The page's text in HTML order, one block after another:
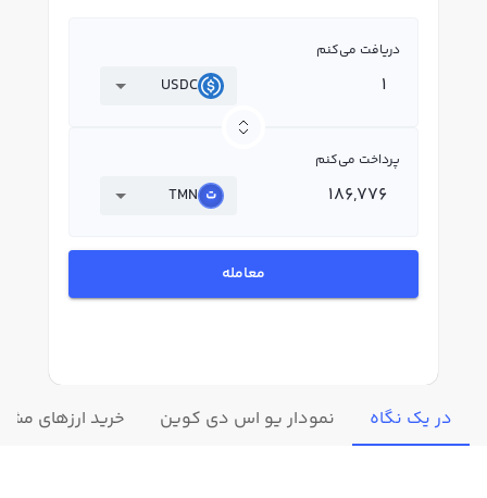
دریافت می‌کنم
USDC
پرداخت می‌کنم
TMN
معامله
در یک نگاه نمودار یو اس دی کوین خرید ارزهای